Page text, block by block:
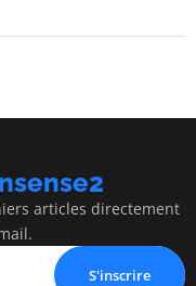
articles directement
S'inscrire